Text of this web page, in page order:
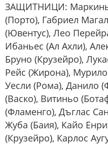
ЗАЩИТНИЦИ:
(Порто), Габриел
(Ювентус), Лео
Ибаньес (Ал Ахли),
Бруно (Крузейро),
Рейс (Жирона),
Уесли (Рома), Данило
(Васко), Витиньо
(Фламенго), Дъглас
Жуба (Баия), Кайо
(Крузейро), Карлос